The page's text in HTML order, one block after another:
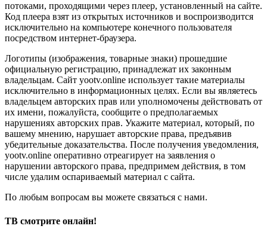
потоками, проходящими через плеер, установленный на сайте.
Код плеера взят из открытых источников и воспроизводится
исключительно на компьютере конечного пользователя
посредством интернет-браузера.
Логотипы (изображения, товарные знаки) прошедшие
официальную регистрацию, принадлежат их законным
владельцам. Сайт yootv.online использует такие материалы
исключительно в информационных целях. Если вы являетесь
владельцем авторских прав или уполномочены действовать от
их имени, пожалуйста, сообщите о предполагаемых
нарушениях авторских прав. Укажите материал, который, по
вашему мнению, нарушает авторские права, предъявив
убедительные доказательства. После получения уведомления,
yootv.online оперативно отреагирует на заявления о
нарушении авторского права, предпримем действия, в том
числе удалим оспариваемый материал с сайта.
По любым вопросам вы можете связаться с нами.
ТВ смотрите онлайн!